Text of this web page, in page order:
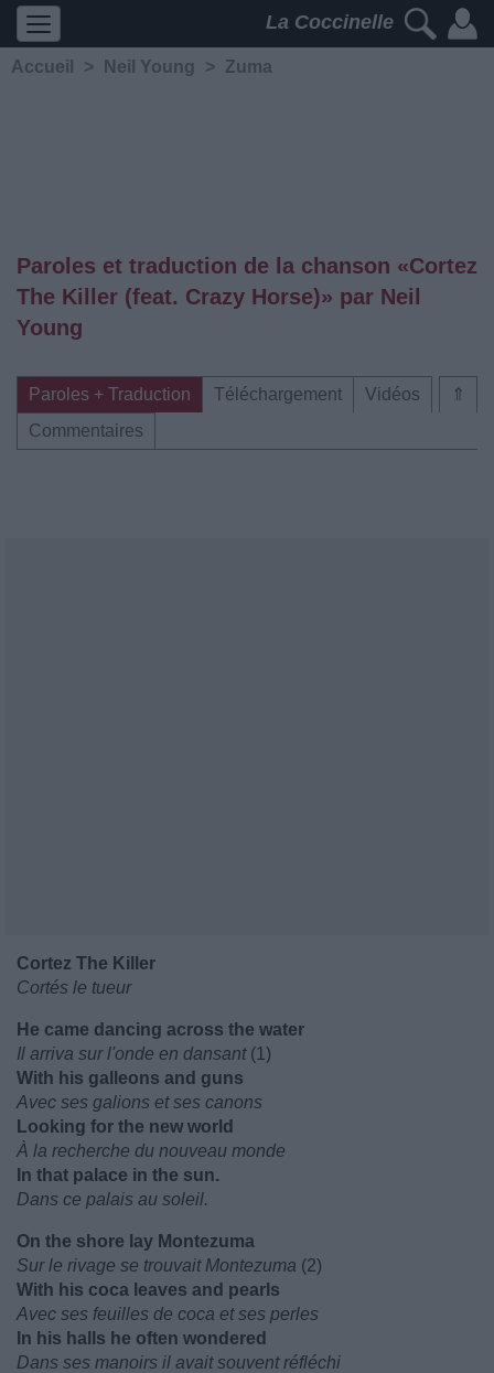
La Coccinelle
Accueil > Neil Young > Zuma
Paroles et traduction de la chanson «Cortez
The Killer (feat. Crazy Horse)» par Neil
Young
⇑
Paroles + Traduction Téléchargement
Vidéos
Commentaires
Cortez The Killer
Cortés le tueur
He came dancing across the water
Il arriva sur l'onde en dansant(1)
With his galleons and guns
Avec ses galions et ses canons
Looking for the new world
À la recherche du nouveau monde
In that palace in the sun.
Dans ce palais au soleil.
On the shore lay Montezuma
Sur le rivage se trouvait Montezuma (2)
With his coca leaves and pearls
Avec ses feuilles de coca et ses perles
In his halls he often wondered
Dans ses manoirs il avait souvent réfléchi